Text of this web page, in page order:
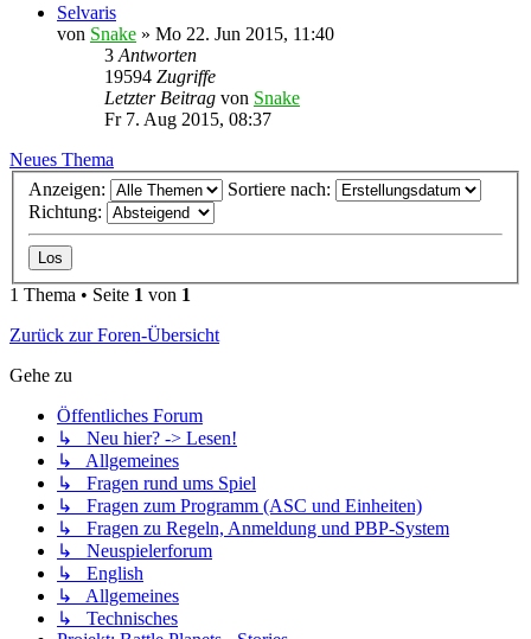
Selvaris
von Snake » Mo 22. Jun 2015, 11:40
3 Antworten
19594 Zugriffe
Letzter Beitrag von Snake
Fr 7. Aug 2015, 08:37
Neues Thema
Anzeigen:
Sortiere nach:
Richtung:
1 Thema • Seite 1 von 1
Zurück zur Foren-Übersicht
Gehe zu
Öffentliches Forum
↳ Neu hier? -> Lesen!
↳ Allgemeines
↳ Fragen rund ums Spiel
↳ Fragen zum Programm (ASC und Einheiten)
↳ Fragen zu Regeln, Anmeldung und PBP-System
↳ Neuspielerforum
↳ English
↳ Allgemeines
↳ Technisches